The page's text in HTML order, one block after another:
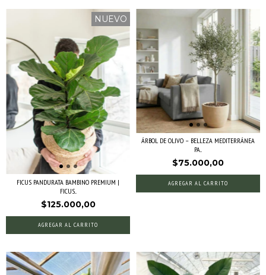
NUEVO
FICUS PANDURATA BAMBINO PREMIUM |
FICUS...
$125.000,00
AGREGAR AL CARRITO
ÁRBOL DE OLIVO – BELLEZA MEDITERRÁNEA
PA...
$75.000,00
AGREGAR AL CARRITO